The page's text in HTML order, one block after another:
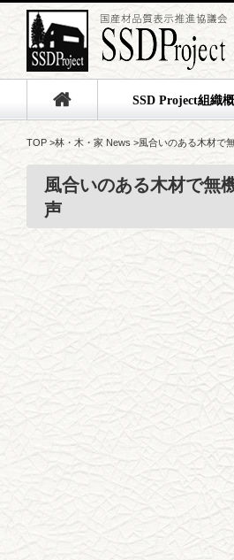
SSD Project組織
TOP >林・木・家 News >風合いのある木材で
風合いのある木材で無
声